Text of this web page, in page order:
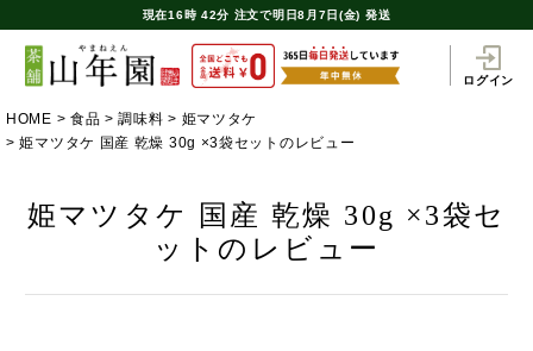
現在16時 42分 注文で明日8月7日(金) 発送
ログイン
HOME 食品 調味料
姫マツタケ
姫マツタケ 国産 乾燥 30g ×3袋セットのレビュー
姫マツタケ 国産 乾燥 30g ×3袋セ
ットのレビュー